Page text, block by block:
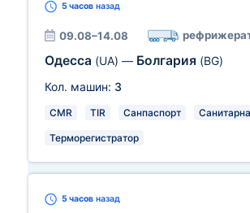
5 часов назад
09.08–14.08
Одесса (UA) — Болгария (BG)
Кол. машин: 3
CMR TIR Санпаспорт
Терморегистратор
5 часов назад